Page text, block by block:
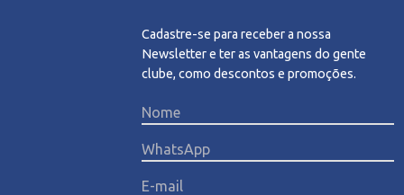
Cadastre-se para receber a nossa
Newsletter e ter as vantagens do gente
clube, como descontos e promoções.